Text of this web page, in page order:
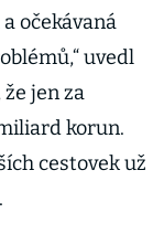
očekávaná
uvedl
jen za
korun.
cestovek už